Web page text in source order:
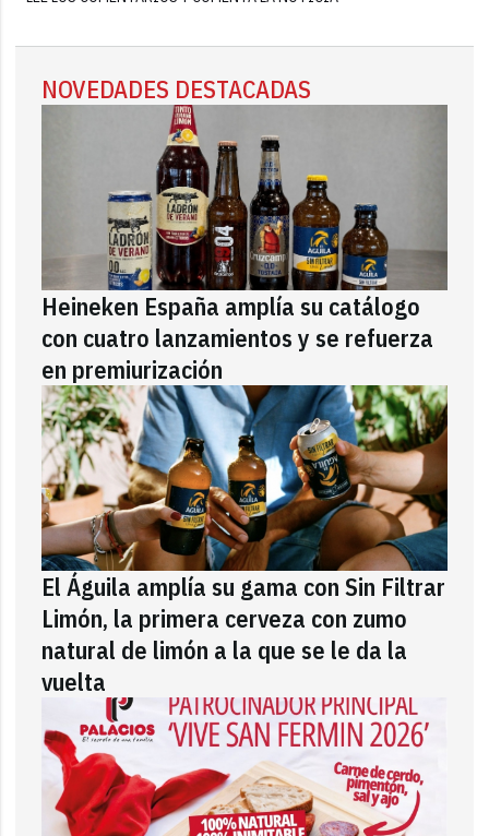
NOVEDADES DESTACADAS
Heineken España amplía su catálogo
con cuatro lanzamientos y se refuerza
en premiurización
El Águila amplía su gama con Sin Filtrar
Limón, la primera cerveza con zumo
natural de limón a la que se le da la
vuelta